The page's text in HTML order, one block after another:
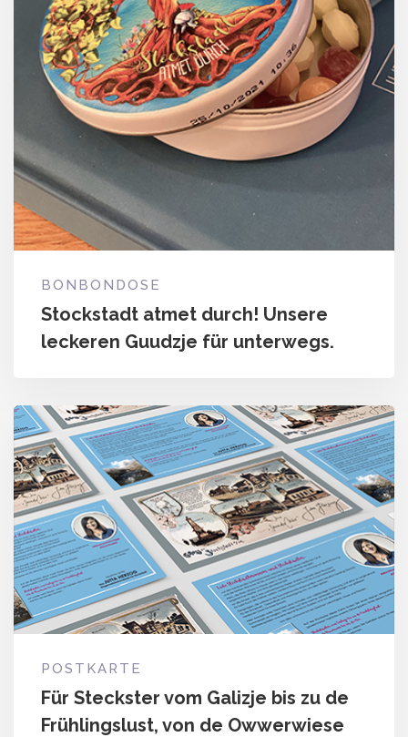
BONBONDOSE
Stockstadt atmet durch! Unsere
leckeren Guudzje für unterwegs.
POSTKARTE
Für Steckster vom Galizje bis zu de
Frühlingslust, von de Owwerwiese